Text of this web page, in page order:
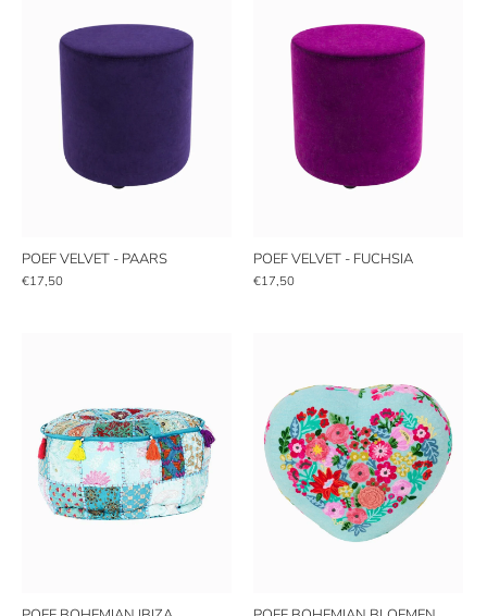
POEF VELVET - PAARS
€17,50
POEF VELVET - FUCHSIA
€17,50